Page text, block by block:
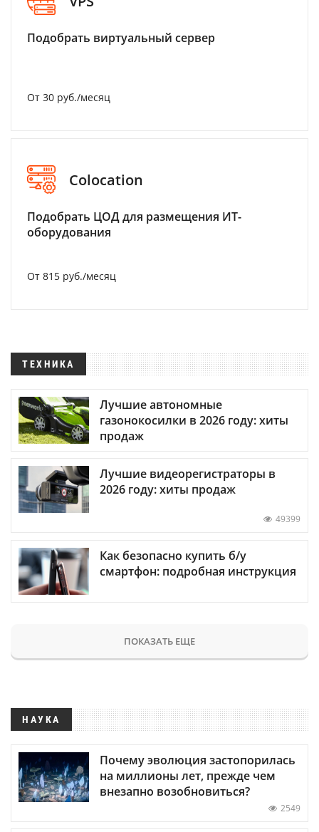
Подобрать виртуальный сервер
От 30 руб./месяц
Colocation
Подобрать ЦОД для размещения ИТ-
оборудования
От 815 руб./месяц
ТЕХНИКА
Лучшие автономные
газонокосилки в 2026 году: хиты
продаж
Лучшие видеорегистраторы в
2026 году: хиты продаж
49399
Как безопасно купить б/у
смартфон: подробная инструкция
ПОКАЗАТЬ ЕЩЕ
НАУКА
Почему эволюция застопорилась
на миллионы лет, прежде чем
внезапно возобновиться?
2549